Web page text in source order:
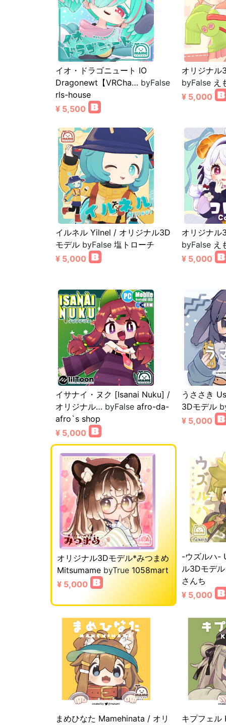
イオ・ドラゴニュート IO
Dragonewt【VRCha… byFalse
rls-house
¥ 5,500
オリジナル
byFalse え
¥ 5,000
イルネル Yilnel / オリジナル3D
モデル byFalse 塩トローチ
¥ 5,000
オリジナル
byFalse え
¥ 5,000
イサナイ・ヌク [Isanai Nuku] /
オリジナル… byFalse afro-da-
afro`s shop
¥ 5,000
うささき
3Dモデル
¥ 5,000
オリジナル3Dモデル*みつまめ
Mitsumame byTrue 1058mart
¥ 5,000
-ウズルハ-
ル3Dモデ
さんち
¥ 5,000
まめひなた Mamehinata / オリ
キプフェ